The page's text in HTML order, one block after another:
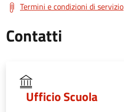
Termini e condizioni di servizio
Contatti
Ufficio Scuola